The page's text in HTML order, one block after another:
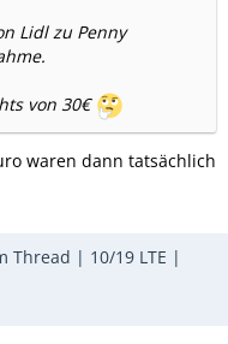
Lidl zu Penny
von 30€
waren dann tatsächlich
Thread | 10/19 LTE |